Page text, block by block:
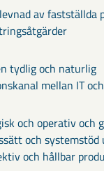
av fastställda
tydlig och naturlig
mellan IT
och operativ och
och
och hållbar